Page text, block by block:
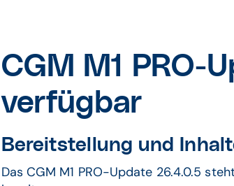
CGM M1 PRO-
verfügbar
Bereitstellung und
Das CGM M1 PRO-Update 26.4.0.5